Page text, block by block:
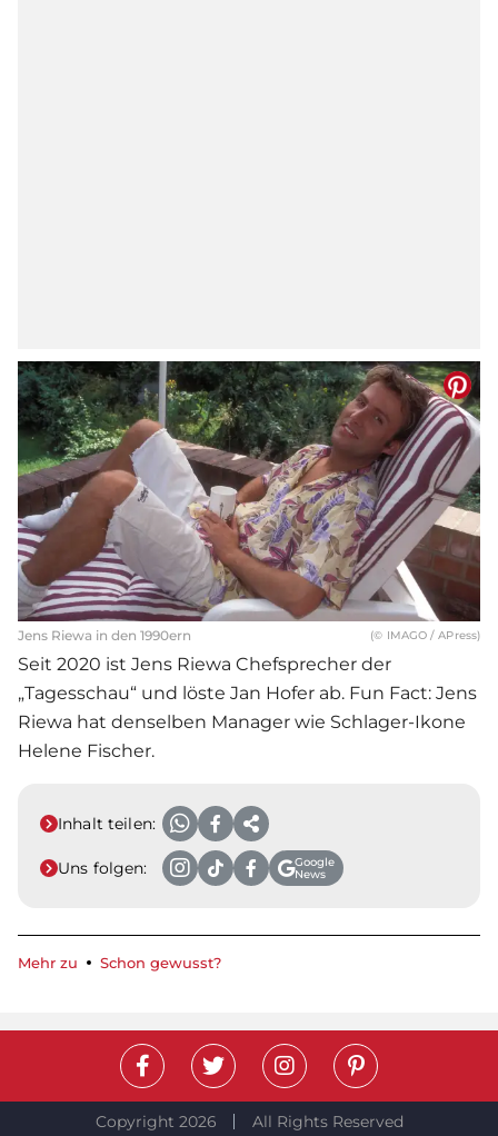
Jens Riewa in den 1990ern (© IMAGO / APress)
Seit 2020 ist Jens Riewa Chefsprecher der
„Tagesschau“ und löste Jan Hofer ab. Fun Fact: Jens
Riewa hat denselben Manager wie Schlager-Ikone
Helene Fischer.
Inhalt teilen:
Uns folgen:
Google
News
Mehr zu Schon gewusst?
Copyright 2026 All Rights Reserved